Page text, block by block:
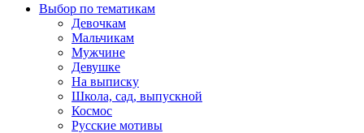
Выбор по тематикам
Девочкам
Мальчикам
Мужчине
Девушке
На выписку
Школа, сад, выпускной
Космос
Русские мотивы